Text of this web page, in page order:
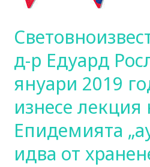
д-р Едуард
януари 2019
изнесе лекция
Епидемията
идва от
ще
лекция
на
тема:
Епидемията
„аутизъм“
идва
от
храненето